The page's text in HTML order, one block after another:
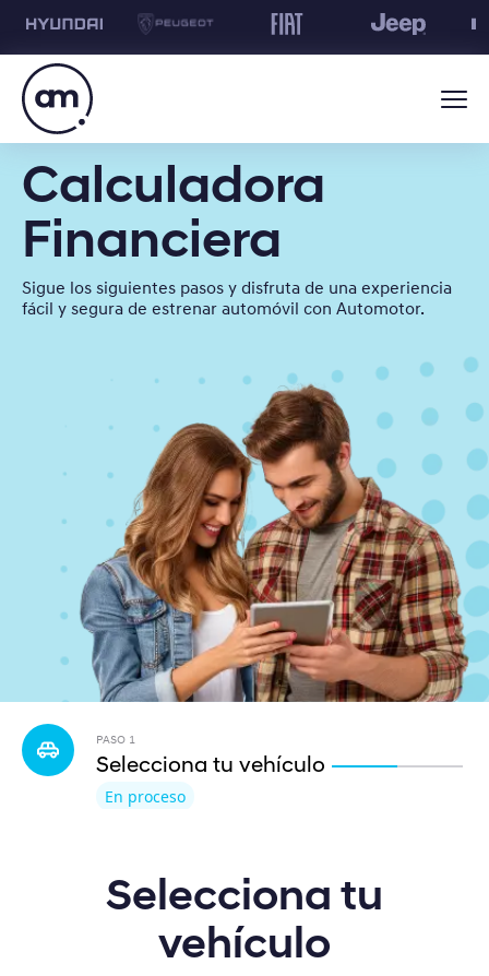
Calculadora
Financiera
Sigue los siguientes pasos y disfruta de una experiencia
fácil y segura de estrenar automóvil con Automotor.
PASO 1
Selecciona tu vehículo
En proceso
Selecciona tu
vehículo